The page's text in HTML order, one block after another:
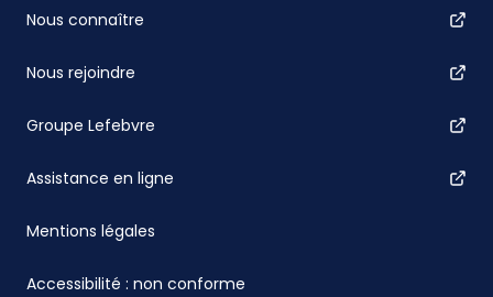
Nous connaître
Nous rejoindre
Groupe Lefebvre
Assistance en ligne
Mentions légales
Accessibilité : non conforme